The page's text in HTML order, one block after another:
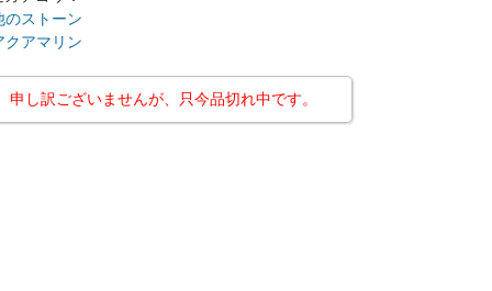
のストーン
クアマリン
申し訳ございませんが、只今品切れ中です。